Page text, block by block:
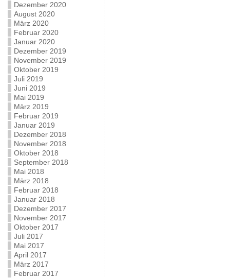
Dezember 2020
August 2020
März 2020
Februar 2020
Januar 2020
Dezember 2019
November 2019
Oktober 2019
Juli 2019
Juni 2019
Mai 2019
März 2019
Februar 2019
Januar 2019
Dezember 2018
November 2018
Oktober 2018
September 2018
Mai 2018
März 2018
Februar 2018
Januar 2018
Dezember 2017
November 2017
Oktober 2017
Juli 2017
Mai 2017
April 2017
März 2017
Februar 2017